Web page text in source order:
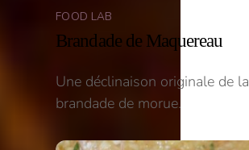
FOOD LAB
Brandade de Maquereau
Une déclinaison originale de la
brandade de morue.